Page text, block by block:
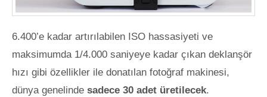
6.400’e kadar artırılabilen ISO hassasiyeti ve
maksimumda 1/4.000 saniyeye kadar çıkan deklanşör
hızı gibi özellikler ile donatılan fotoğraf makinesi,
dünya genelinde sadece 30 adet üretilecek.